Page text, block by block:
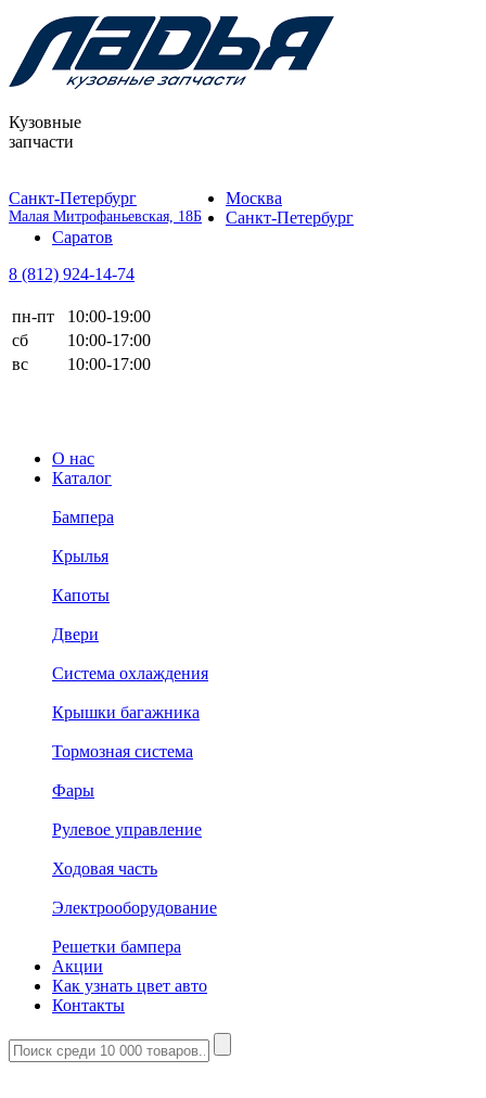
Кузовные
запчасти
Санкт-Петербург
Малая Митрофаньевская, 18Б
Москва
Санкт-Петербург
Саратов
8 (812) 924-14-74
пн-пт
10:00-19:00
сб
10:00-17:00
вс
10:00-17:00
О нас
Каталог
Бампера
Крылья
Капоты
Двери
Система охлаждения
Крышки багажника
Тормозная система
Фары
Рулевое управление
Ходовая часть
Электрооборудование
Решетки бампера
Акции
Как узнать цвет авто
Контакты